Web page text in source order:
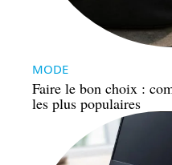
MODE
Faire le bon choix :
les plus populaires